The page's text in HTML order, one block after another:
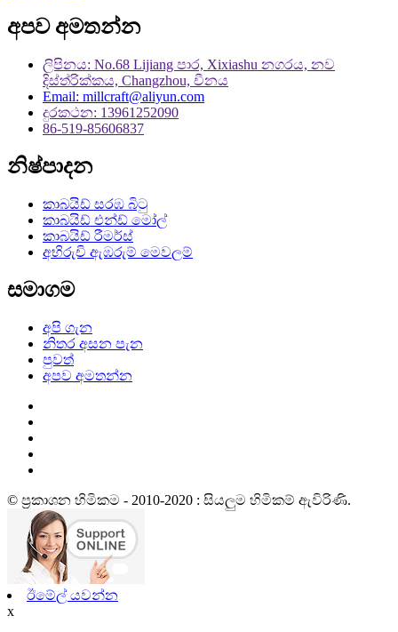
අපව අමතන්න
ලිපිනය: No.68 Lijiang පාර, Xixiashu නගරය, නව
දිස්ත්රික්කය, Changzhou, චීනය
Email: millcraft@aliyun.com
දුරකථන: 13961252090
86-519-85606837
නිෂ්පාදන
කාබයිඩ් සරඹ බිටු
කාබයිඩ් එන්ඩ් මෝල්
කාබයිඩ් රීමර්ස්
අභිරුචි ඇඹරුම් මෙවලම්
සමාගම
අපි ගැන
නිතර අසන පැන
පුවත්
අපව අමතන්න
© ප්‍රකාශන හිමිකම - 2010-2020 : සියලුම හිමිකම් ඇවිරිණි.
ඊමේල් යවන්න
x